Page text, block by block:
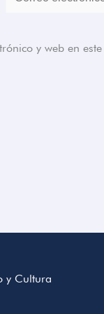
y web en
y Cultura